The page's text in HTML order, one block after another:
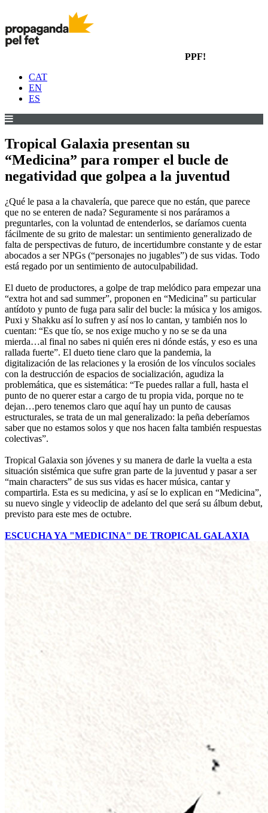
PPF!
CAT
EN
ES
Tropical Galaxia presentan su
“Medicina” para romper el bucle de
negatividad que golpea a la juventud
¿Qué le pasa a la chavalería, que parece que no están, que parece
que no se enteren de nada? Seguramente si nos paráramos a
preguntarles, con la voluntad de entenderlos, se daríamos cuenta
fácilmente de su grito de malestar: un sentimiento generalizado de
falta de perspectivas de futuro, de incertidumbre constante y de estar
abocados a ser NPGs (“personajes no jugables”) de sus vidas. Todo
está regado por un sentimiento de autoculpabilidad.
El dueto de productores, a golpe de trap melódico para empezar una
“extra hot and sad summer”, proponen en “Medicina” su particular
antídoto y punto de fuga para salir del bucle: la música y los amigos.
Puxi y Shakku así lo sufren y así nos lo cantan, y también nos lo
cuentan: “Es que tío, se nos exige mucho y no se se da una
mierda…al final no sabes ni quién eres ni dónde estás, y eso es una
rallada fuerte”. El dueto tiene claro que la pandemia, la
digitalización de las relaciones y la erosión de los vínculos sociales
con la destrucción de espacios de socialización, agudiza la
problemática, que es sistemática: “Te puedes rallar a full, hasta el
punto de no querer estar a cargo de tu propia vida, porque no te
dejan…pero tenemos claro que aquí hay un punto de causas
estructurales, se trata de un mal generalizado: la peña deberíamos
saber que no estamos solos y que nos hacen falta también respuestas
colectivas”.
Tropical Galaxia son jóvenes y su manera de darle la vuelta a esta
situación sistémica que sufre gran parte de la juventud y pasar a ser
“main characters” de sus sus vidas es hacer música, cantar y
compartirla. Esta es su medicina, y así se lo explican en “Medicina”,
su nuevo single y videoclip de adelanto del que será su álbum debut,
previsto para este mes de octubre.
ESCUCHA YA "MEDICINA" DE TROPICAL GALAXIA